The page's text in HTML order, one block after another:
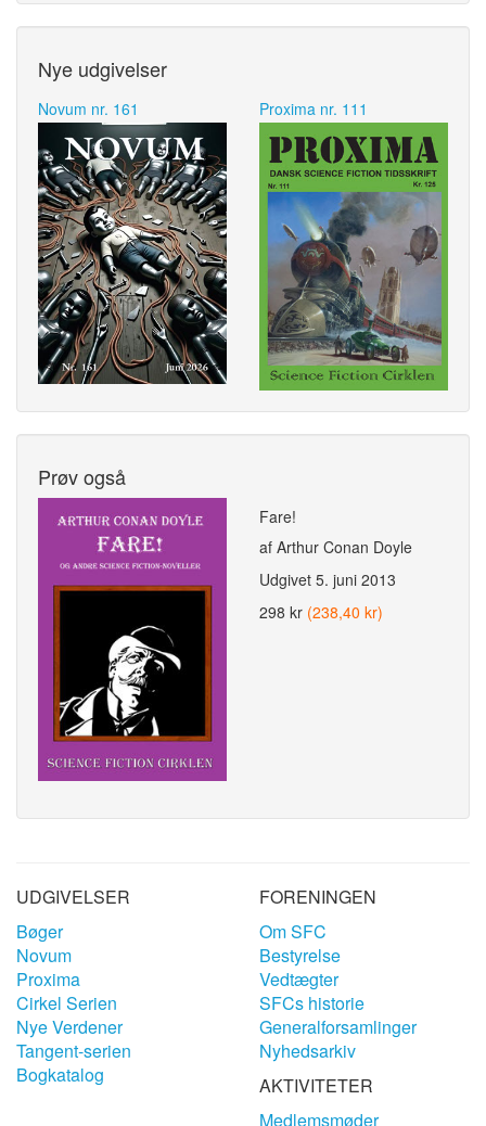
Nye udgivelser
Novum nr. 161 Proxima nr. 111
Prøv også
Fare!
af Arthur Conan Doyle
Udgivet 5. juni 2013
298 kr (238,40 kr)
UDGIVELSER
Bøger
Novum
Proxima
Cirkel Serien
Nye Verdener
Tangent-serien
Bogkatalog
FORENINGEN
Om SFC
Bestyrelse
Vedtægter
SFCs historie
Generalforsamlinger
Nyhedsarkiv
AKTIVITETER
Medlemsmøder